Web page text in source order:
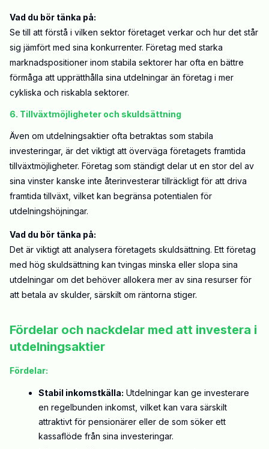
Vad du bör tänka på:
Se till att förstå i vilken sektor företaget verkar och hur det står
sig jämfört med sina konkurrenter. Företag med starka
marknadspositioner inom stabila sektorer har ofta en bättre
förmåga att upprätthålla sina utdelningar än företag i mer
cykliska och riskabla sektorer.
6. Tillväxtmöjligheter och skuldsättning
Även om utdelningsaktier ofta betraktas som stabila
investeringar, är det viktigt att överväga företagets framtida
tillväxtmöjligheter. Företag som ständigt delar ut en stor del av
sina vinster kanske inte återinvesterar tillräckligt för att driva
framtida tillväxt, vilket kan begränsa potentialen för
utdelningshöjningar.
Vad du bör tänka på:
Det är viktigt att analysera företagets skuldsättning. Ett företag
med hög skuldsättning kan tvingas minska eller slopa sina
utdelningar om det behöver allokera mer av sina resurser för
att betala av skulder, särskilt om räntorna stiger.
Fördelar och nackdelar med att investera i
utdelningsaktier
Fördelar:
Stabil inkomstkälla: Utdelningar kan ge investerare
en regelbunden inkomst, vilket kan vara särskilt
attraktivt för pensionärer eller de som söker ett
kassaflöde från sina investeringar.